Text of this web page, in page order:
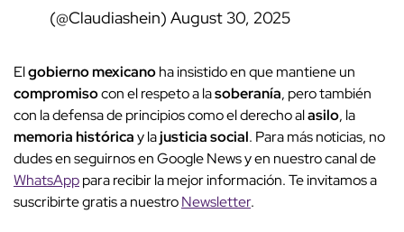
(@Claudiashein) August 30, 2025
Elgobierno mexicanoha insistido en que mantiene un
compromisocon el respeto a lasoberanía, pero también
con la defensa de principios como el derecho alasilo, la
memoria históricay lajusticia social. Para más noticias, no
dudes en seguirnos en Google News y en nuestro canal de
WhatsApppara recibir la mejor información. Te invitamos a
suscribirte gratis a nuestroNewsletter.